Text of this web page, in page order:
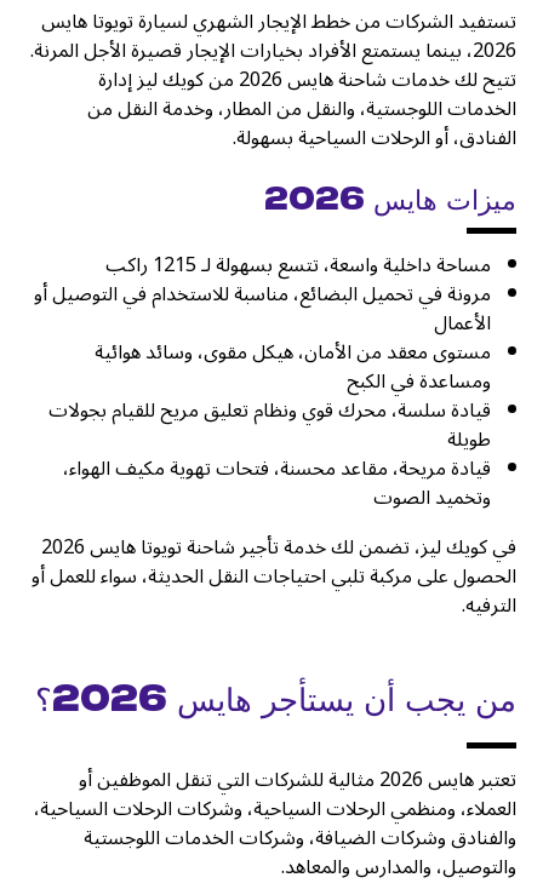
تستفيد الشركات من خطط الإيجار الشهري لسيارة تويوتا هايس
2026، بينما يستمتع الأفراد بخيارات الإيجار قصيرة الأجل المرنة.
تتيح لك خدمات شاحنة هايس 2026 من كويك ليز إدارة
الخدمات اللوجستية، والنقل من المطار، وخدمة النقل من
الفنادق، أو الرحلات السياحية بسهولة.
ميزات هايس 2026
مساحة داخلية واسعة، تتسع بسهولة لـ 1215 راكب
مرونة في تحميل البضائع، مناسبة للاستخدام في التوصيل أو
الأعمال
مستوى معقد من الأمان، هيكل مقوى، وسائد هوائية
ومساعدة في الكبح
قيادة سلسة، محرك قوي ونظام تعليق مريح للقيام بجولات
طويلة
قيادة مريحة، مقاعد محسنة، فتحات تهوية مكيف الهواء،
وتخميد الصوت
في كويك ليز، تضمن لك خدمة تأجير شاحنة تويوتا هايس 2026
الحصول على مركبة تلبي احتياجات النقل الحديثة، سواء للعمل أو
الترفيه.
من يجب أن يستأجر هايس 2026؟
تعتبر هايس 2026 مثالية للشركات التي تنقل الموظفين أو
العملاء، ومنظمي الرحلات السياحية، وشركات الرحلات السياحية،
والفنادق وشركات الضيافة، وشركات الخدمات اللوجستية
والتوصيل، والمدارس والمعاهد.